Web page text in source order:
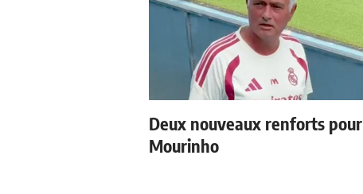
Deux nouveaux renforts pour
Mourinho